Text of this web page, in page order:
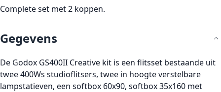
Complete set met 2 koppen.
Gegevens
De Godox GS400II Creative kit is een flitsset bestaande uit
twee 400Ws studioflitsers, twee in hoogte verstelbare
lampstatieven, een softbox 60x90, softbox 35x160 met